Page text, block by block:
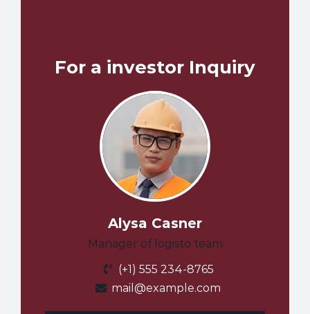
For a investor Inquiry
Alysa Casner
Manager of logisto team
(+1) 555 234-8765
mail@example.com